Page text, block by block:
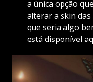
a única opção
alterar a skin das
que seria algo
está disponível